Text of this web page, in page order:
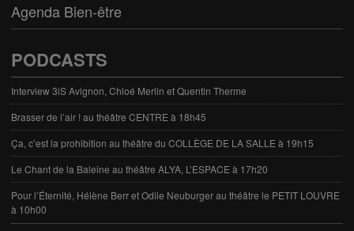
Agenda Bien-être
PODCASTS
Interview 3iS Avignon, Chloé Merlin et Quentin Therme
Brasser de l’air ! au théâtre CENTRE à 18h45
Ça, c’est la prohibition au théâtre du COLLÈGE DE LA SALLE à 19h15
Le Chant de la Baleine au théâtre ALYA, L’ESPACE à 17h20
Pour l’Éternité, Hélène Berr et Odile Neuburger au théâtre le PETIT LOUVRE
à 10h00